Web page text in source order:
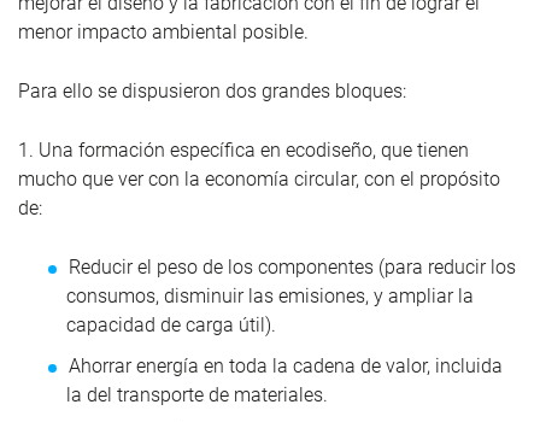
menor impacto ambiental posible.
Para ello se dispusieron dos grandes bloques:
1. Una formación específica en ecodiseño, que tienen
mucho que ver con la economía circular, con el propósito
de:
Reducir el peso de los componentes (para reducir los
consumos, disminuir las emisiones, y ampliar la
capacidad de carga útil).
Ahorrar energía en toda la cadena de valor, incluida
la del transporte de materiales.